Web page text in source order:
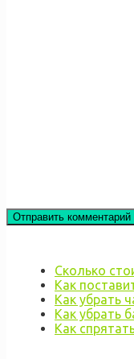
Сколько
Как
Как убрать
Как убрать
Как